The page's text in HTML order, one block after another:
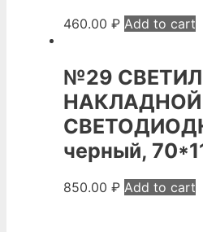
460.00 ₽ Add to cart
№29
НАКЛАДНОЙ
черный,
850.00 ₽ Add to cart